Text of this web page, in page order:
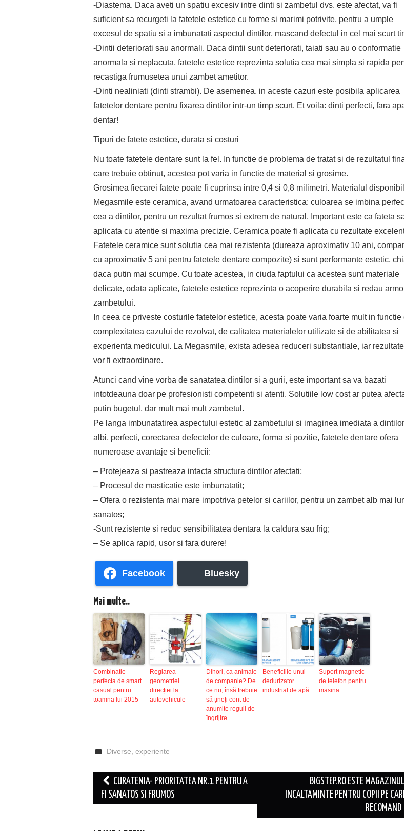
-Diastema. Daca aveti un spatiu excesiv intre dinti si zambetul dvs. este afectat, va fi
suficient sa recurgeti la fatetele estetice cu forme si marimi potrivite, pentru a umple
excesul de spatiu si a imbunatati aspectul dintilor, mascand defectul in cel mai scurt
-Dintii deteriorati sau anormali. Daca dintii sunt deteriorati, taiati sau au o conformatie
anormala si neplacuta, fatetele estetice reprezinta solutia cea mai simpla si rapida
recastiga frumusetea unui zambet ametitor.
-Dinti nealiniati (dinti strambi). De asemenea, in aceste cazuri este posibila aplicarea
fatetelor dentare pentru fixarea dintilor intr-un timp scurt. Et voila: dinti perfecti, fara
dentar!
Tipuri de fatete estetice, durata si costuri
Nu toate fatetele dentare sunt la fel. In functie de problema de tratat si de rezultatul
care trebuie obtinut, acestea pot varia in functie de material si grosime.
Grosimea fiecarei fatete poate fi cuprinsa intre 0,4 si 0,8 milimetri. Materialul
Megasmile este ceramica, avand urmatoarea caracteristica: culoarea se imbina
cea a dintilor, pentru un rezultat frumos si extrem de natural. Important este ca fateta
aplicata cu atentie si maxima precizie. Ceramica poate fi aplicata cu rezultate
Fatetele ceramice sunt solutia cea mai rezistenta (dureaza aproximativ 10 ani,
cu aproximativ 5 ani pentru fatetele dentare compozite) si sunt performante estetic,
daca putin mai scumpe. Cu toate acestea, in ciuda faptului ca acestea sunt materiale
delicate, odata aplicate, fatetele estetice reprezinta o acoperire durabila si redau
zambetului.
In ceea ce priveste costurile fatetelor estetice, acesta poate varia foarte mult in functie
complexitatea cazului de rezolvat, de calitatea materialelor utilizate si de abilitatea si
experienta medicului. La Megasmile, exista adesea reduceri substantiale, iar
vor fi extraordinare.
Atunci cand vine vorba de sanatatea dintilor si a gurii, este important sa va bazati
intotdeauna doar pe profesionisti competenti si atenti. Solutiile low cost ar putea
putin bugetul, dar mult mai mult zambetul.
Pe langa imbunatatirea aspectului estetic al zambetului si imaginea imediata a dintilor
albi, perfecti, corectarea defectelor de culoare, forma si pozitie, fatetele dentare ofera
numeroase avantaje si beneficii:
– Protejeaza si pastreaza intacta structura dintilor afectati;
– Procesul de masticatie este imbunatatit;
– Ofera o rezistenta mai mare impotriva petelor si cariilor, pentru un zambet alb mai
sanatos;
-Sunt rezistente si reduc sensibilitatea dentara la caldura sau frig;
– Se aplica rapid, usor si fara durere!
Facebook Bluesky
Mai multe..
Combinatie
perfecta de smart
casual pentru
toamna lui 2015
Reglarea
geometriei
direcției la
autovehicule
Dihori, ca animale
de companie? De
ce nu, însă trebuie
să țineți cont de
anumite reguli de
îngrijire
Beneficiile unui
dedurizator
industrial de apă
Suport magnetic
de telefon pentru
masina
Diverse ,experiente
Post
navigation
CURATENIA- PRIORITATEA NR.1 PENTRU A
FI SANATOS SI FRUMOS
BIGSTEP.RO ESTE
INCALTAMINTE PENTRU COPII PE
RECOMAND